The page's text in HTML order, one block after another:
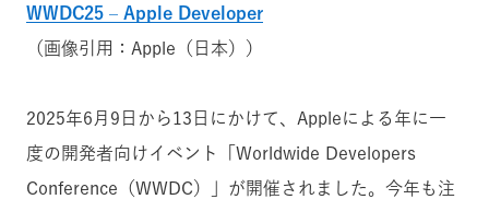
WWDC25 – Apple Developer
（画像引用：Apple（日本））
2025年6月9日から13日にかけて、Appleによる年に一
度の開発者向けイベント「Worldwide Developers
Conference（WWDC）」が開催されました。今年も注